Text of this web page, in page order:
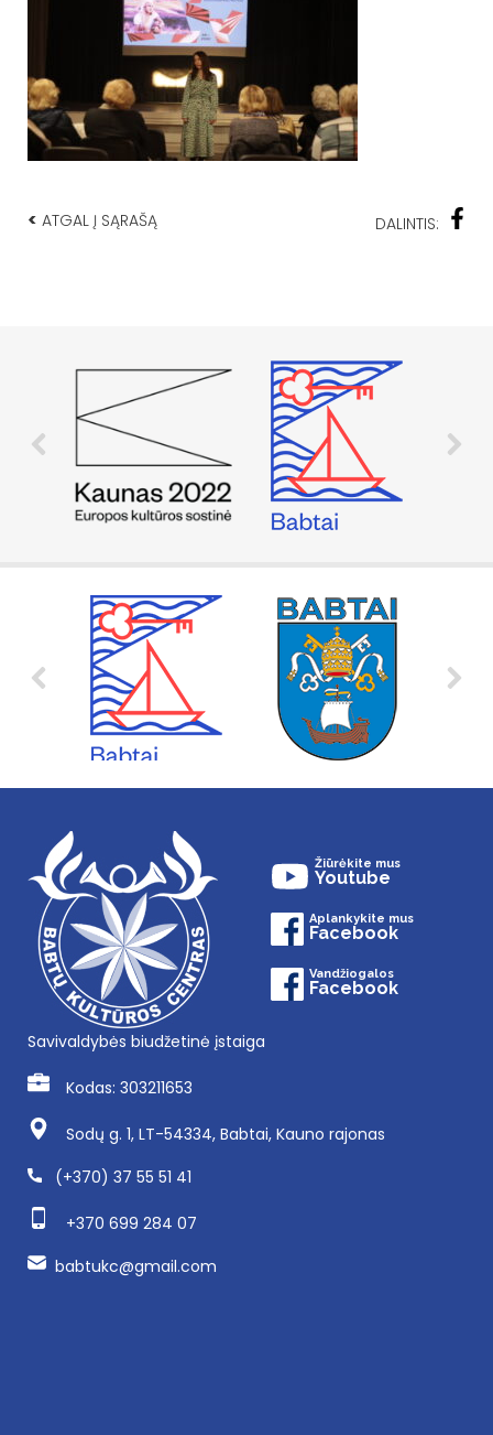
< ATGAL Į SĄRAŠĄ DALINTIS:
Žiūrėkite mus
Youtube
Aplankykite mus
Facebook
Vandžiogalos
Facebook
Savivaldybės biudžetinė įstaiga
Kodas: 303211653
Sodų g. 1, LT-54334, Babtai, Kauno rajonas
(+370) 37 55 51 41
+370 699 284 07
babtukc@gmail.com